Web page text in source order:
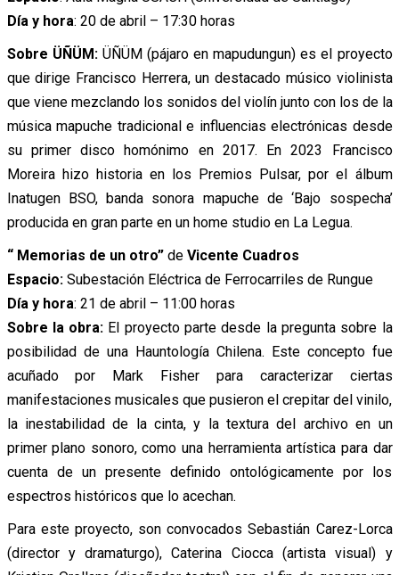
Día y hora: 20 de abril – 17:30 horas
Sobre ÜÑÜM:ÜÑÜM (pájaro en mapudungun) es el proyecto
que dirige Francisco Herrera, un destacado músico violinista
que viene mezclando los sonidos del violín junto con los de la
música mapuche tradicional e influencias electrónicas desde
su primer disco homónimo en 2017. En 2023 Francisco
Moreira hizo historia en los Premios Pulsar, por el álbum
Inatugen BSO, banda sonora mapuche de ‘Bajo sospecha’
producida en gran parte en un home studio en La Legua.
“ Memorias de un otro” deVicente Cuadros
Espacio: Subestación Eléctrica de Ferrocarriles de Rungue
Día y hora: 21 de abril – 11:00 horas
Sobre la obra: El proyecto parte desde la pregunta sobre la
posibilidad de una Hauntología Chilena. Este concepto fue
acuñado por Mark Fisher para caracterizar ciertas
manifestaciones musicales que pusieron el crepitar del vinilo,
la inestabilidad de la cinta, y la textura del archivo en un
primer plano sonoro, como una herramienta artística para dar
cuenta de un presente definido ontológicamente por los
espectros históricos que lo acechan.
Para este proyecto, son convocados Sebastián Carez-Lorca
(director y dramaturgo), Caterina Ciocca (artista visual) y